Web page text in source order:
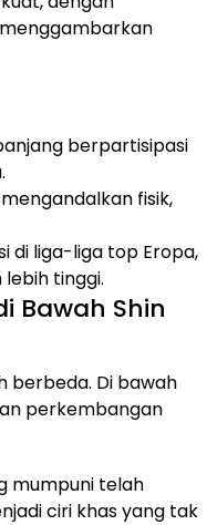
menggambarkan
berpartisipasi
fisik,
di liga-liga top Eropa,
tinggi.
Bawah Shin
berbeda. Di bawah
perkembangan
mumpuni telah
ciri khas yang tak